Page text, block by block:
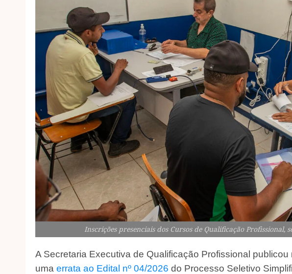
Inscrições presenciais dos Cursos de Qualificação Profissional,
A Secretaria Executiva de Qualificação Profissional publicou
uma errata ao Edital nº 04/2026 do Processo Seletivo